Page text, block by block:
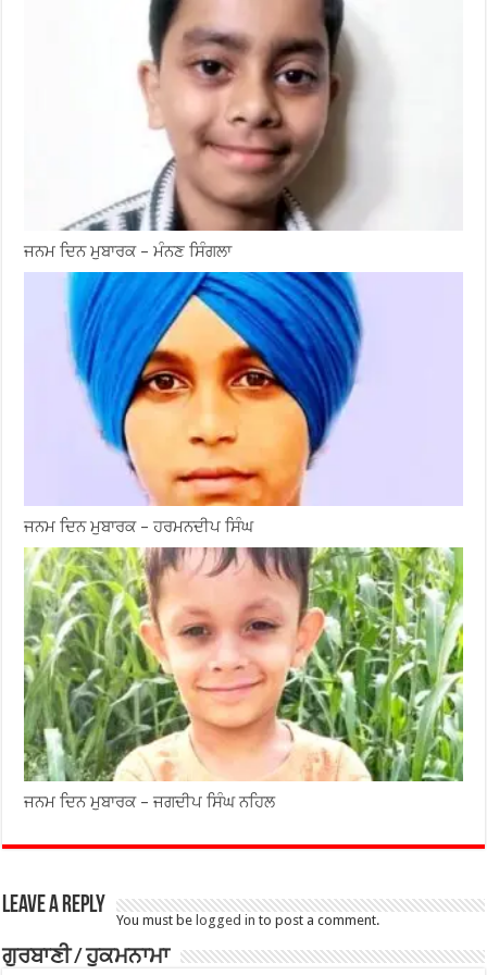
ਜਨਮ ਦਿਨ ਮੁਬਾਰਕ – ਮੰਨਣ ਸਿੰਗਲਾ
ਜਨਮ ਦਿਨ ਮੁਬਾਰਕ – ਹਰਮਨਦੀਪ ਸਿੰਘ
ਜਨਮ ਦਿਨ ਮੁਬਾਰਕ – ਜਗਦੀਪ ਸਿੰਘ ਨਹਿਲ
Leave a Reply
You must be logged in to post a comment.
ਗੁਰਬਾਣੀ / ਹੁਕਮਨਾਮਾ